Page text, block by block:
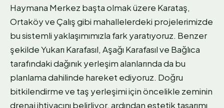
Haymana Merkez başta olmak üzere Karataş,
Ortaköy ve Çalış gibi mahallelerdeki projelerimizde
bu sistemli yaklaşımımızla fark yaratıyoruz. Benzer
şekilde Yukarı Karafasıl, Aşağı Karafasıl ve Bağlıca
tarafındaki dağınık yerleşim alanlarında da bu
planlama dahilinde hareket ediyoruz. Doğru
bitkilendirme ve taş yerleşimi için öncelikle zeminin
drenaj ihtiyacını belirliyor, ardından estetik tasarımı